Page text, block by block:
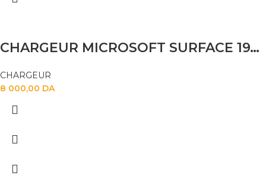
CHARGEUR MICROSOFT SURFACE 19V 2.58 A
CHARGEUR
8 000,00 DA